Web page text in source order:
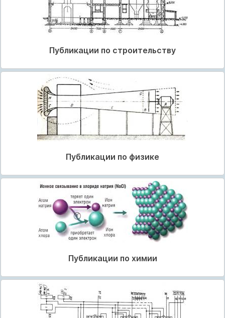
Публикации по строительству
Публикации по физике
Публикации по химии